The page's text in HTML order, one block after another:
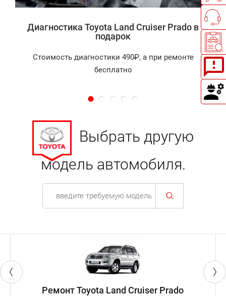
Диагностика Toyota Land Cruiser Prado в
подарок
Стоимость диагностики 490₽, а при ремонте
бесплатно
Выбрать другую
модель автомобиля.
Ремонт Toyota Land Cruiser Prado